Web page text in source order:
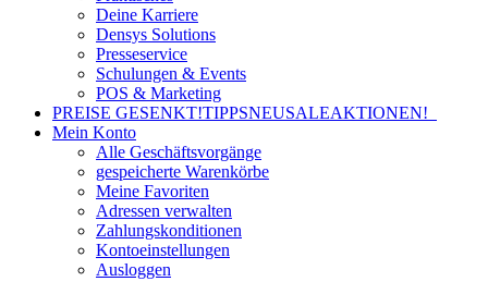
Deine Karriere
Densys Solutions
Presseservice
Schulungen & Events
POS & Marketing
PREISE GESENKT!TIPPSNEUSALEAKTIONEN!
Mein Konto
Alle Geschäftsvorgänge
gespeicherte Warenkörbe
Meine Favoriten
Adressen verwalten
Zahlungskonditionen
Kontoeinstellungen
Ausloggen